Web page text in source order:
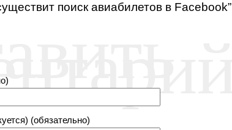
поиск авиабилетов в Facebook”
(обязательно)